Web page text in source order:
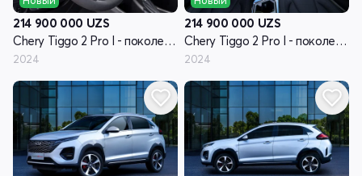
214 900 000 UZS
Chery Tiggo 2 Pro I - поколение
2024
214 900 000 UZS
Chery Tiggo 2 Pro I - поколение
2024